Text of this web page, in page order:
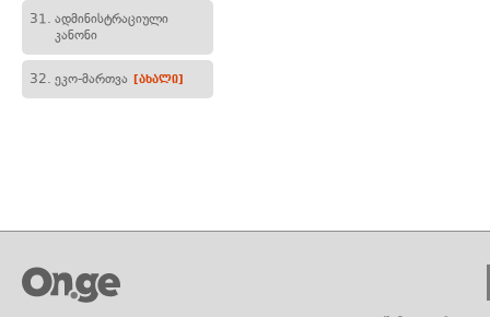
31. ადმინისტრაციული
კანონი
32. ეკო-მართვა [ახალი]